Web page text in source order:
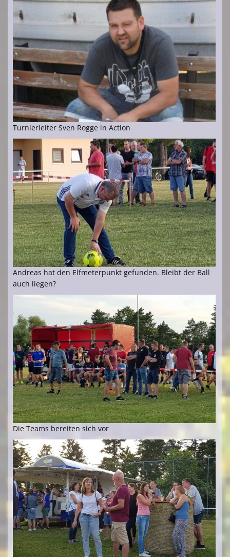
Turnierleiter Sven Rogge in Action
Andreas hat den Elfmeterpunkt gefunden. Bleibt der Ball
auch liegen?
Die Teams bereiten sich vor